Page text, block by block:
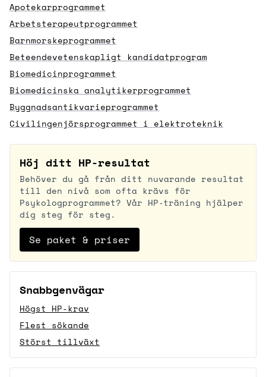
Apotekarprogrammet
Arbetsterapeutprogrammet
Barnmorskeprogrammet
Beteendevetenskapligt kandidatprogram
Biomedicinprogrammet
Biomedicinska analytikerprogrammet
Byggnadsantikvarieprogrammet
Civilingenjörsprogrammet i elektroteknik
Höj ditt HP-resultat
Behöver du gå från ditt nuvarande resultat
till den nivå som ofta krävs för
Psykologprogrammet? Vår HP‑träning hjälper
dig steg för steg.
Se paket & priser
Snabbgenvägar
Högst HP-krav
Flest sökande
Störst tillväxt